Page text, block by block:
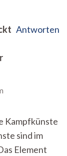
Antworten
Kampfkünste
sind im
Element